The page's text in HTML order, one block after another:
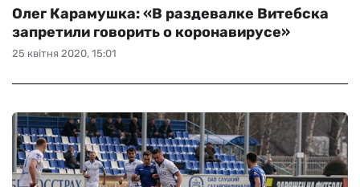
25 квітня 2020, 15:01
Олег Карамушка: «В раздевалке Витебска
запретили говорить о коронавирусе»